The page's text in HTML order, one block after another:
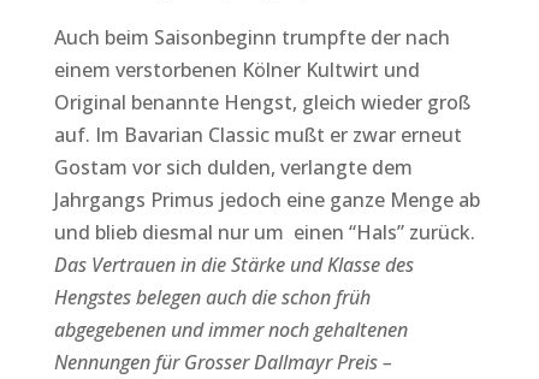
Auch beim Saisonbeginn trumpfte der nach
einem verstorbenen Kölner Kultwirt und
Original benannte Hengst, gleich wieder groß
auf. Im Bavarian Classic mußt er zwar erneut
Gostam vor sich dulden, verlangte dem
Jahrgangs Primus jedoch eine ganze Menge ab
und blieb diesmal nur um einen “Hals” zurück.
Das Vertrauen in die Stärke und Klasse des
Hengstes belegen auch die schon früh
abgegebenen und immer noch gehaltenen
Nennungen für Grosser Dallmayr Preis –